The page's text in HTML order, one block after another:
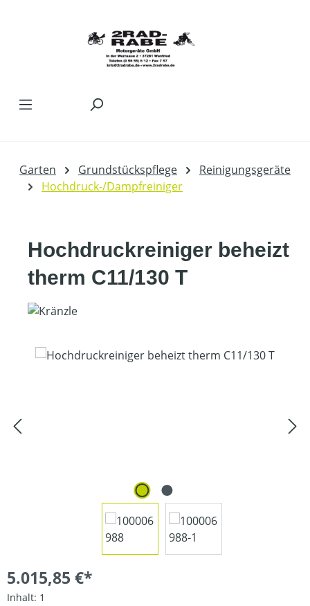
Garten Grundstückspflege
Reinigungsgeräte
Hochdruck-/Dampfreiniger
Hochdruckreiniger beheizt
therm C11/130 T
Bildergalerie überspringen
5.015,85 €*
Inhalt: 1